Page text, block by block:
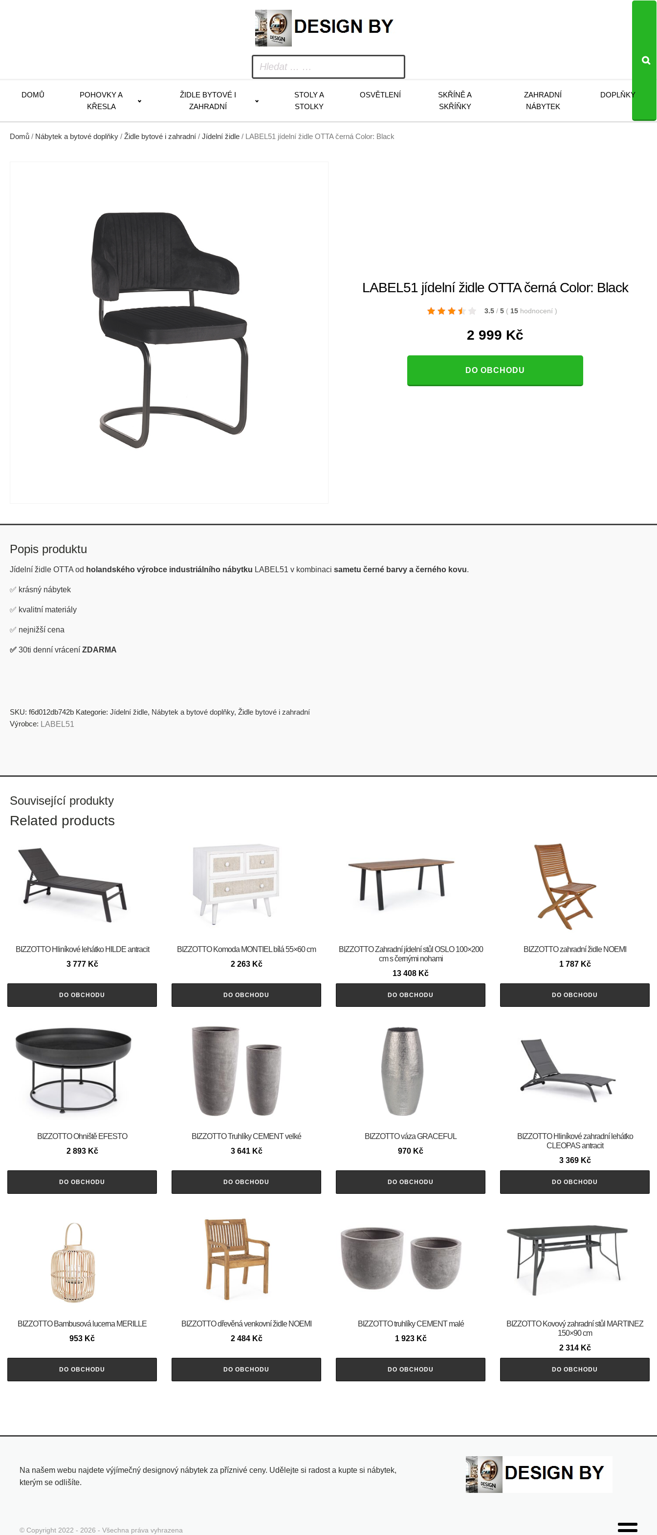
DOMŮ
POHOVKY A
KŘESLA
ŽIDLE BYTOVÉ I
ZAHRADNÍ
STOLY A
STOLKY
OSVĚTLENÍ
SKŘÍNĚ A
SKŘÍŇKY
ZAHRADNÍ
NÁBYTEK
DOPLŇKY
Domů / Nábytek a bytové doplňky / Židle bytové i zahradní / Jídelní židle / LABEL51 jídelní židle OTTA černá Color: Black
LABEL51 jídelní židle OTTA černá Color: Black
3.5 / 5 ( 15 hodnocení )
2 999 Kč
DO OBCHODU
Popis produktu
Jídelní židle OTTA od holandského výrobce industriálního nábytku LABEL51 v kombinaci sametu černé barvy a černého kovu.
✅ krásný nábytek
✅ kvalitní materiály
✅ nejnižší cena
✅ 30ti denní vrácení ZDARMA
SKU: f6d012db742b Kategorie: Jídelní židle, Nábytek a bytové doplňky, Židle bytové i zahradní
Výrobce: LABEL51
Související produkty
Related products
BIZZOTTO Hliníkové lehátko HILDE antracit
3 777 Kč
DO OBCHODU
BIZZOTTO Komoda MONTIEL bílá 55×60 cm
2 263 Kč
DO OBCHODU
BIZZOTTO Zahradní jídelní stůl OSLO 100×200
cm s černými nohami
13 408 Kč
DO OBCHODU
BIZZOTTO zahradní židle NOEMI
1 787 Kč
DO OBCHODU
BIZZOTTO Ohniště EFESTO
2 893 Kč
DO OBCHODU
BIZZOTTO Truhlíky CEMENT velké
3 641 Kč
DO OBCHODU
BIZZOTTO váza GRACEFUL
970 Kč
DO OBCHODU
BIZZOTTO Hliníkové zahradní lehátko
CLEOPAS antracit
3 369 Kč
DO OBCHODU
BIZZOTTO Bambusová lucerna MERILLE
953 Kč
DO OBCHODU
BIZZOTTO dřevěná venkovní židle NOEMI
2 484 Kč
DO OBCHODU
BIZZOTTO truhlíky CEMENT malé
1 923 Kč
DO OBCHODU
BIZZOTTO Kovový zahradní stůl MARTINEZ
150×90 cm
2 314 Kč
DO OBCHODU
Na našem webu najdete výjímečný designový nábytek za příznivé ceny. Udělejte si radost a kupte si nábytek,
kterým se odlišíte.
© Copyright 2022 - 2026 - Všechna práva vyhrazena